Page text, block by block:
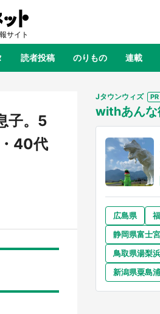
手 宮城 山形
群馬 千葉
奈良 和
山口
大分
読者投稿 のりもの 連載
がはじまる町へ ふるさと納税
『小林さ
のモデ
トの見頃
～】
子。5
40代
Jタウンウィズ
withあんな
広島県
静岡県富士
鳥取県湯梨
新潟県粟島